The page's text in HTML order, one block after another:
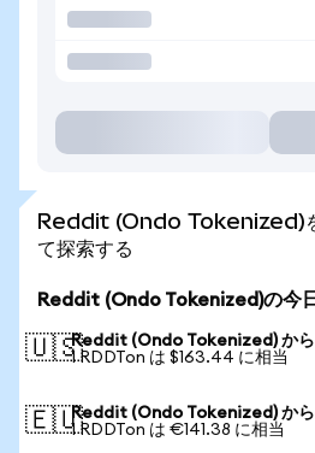
Reddit (Ondo Tokenized)を
て探索する
Reddit (Ondo Tokenized)の今
🇺🇸Reddit (Ondo Tokenized) から
1 RDDTon は $163.44 に相当
🇪🇺Reddit (Ondo Tokenized) から
1 RDDTon は €141.38 に相当